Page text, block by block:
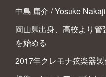
中島 庸介 / Yosuke
岡山県出身、高校より
を始める
2017年クレモナ弦楽器